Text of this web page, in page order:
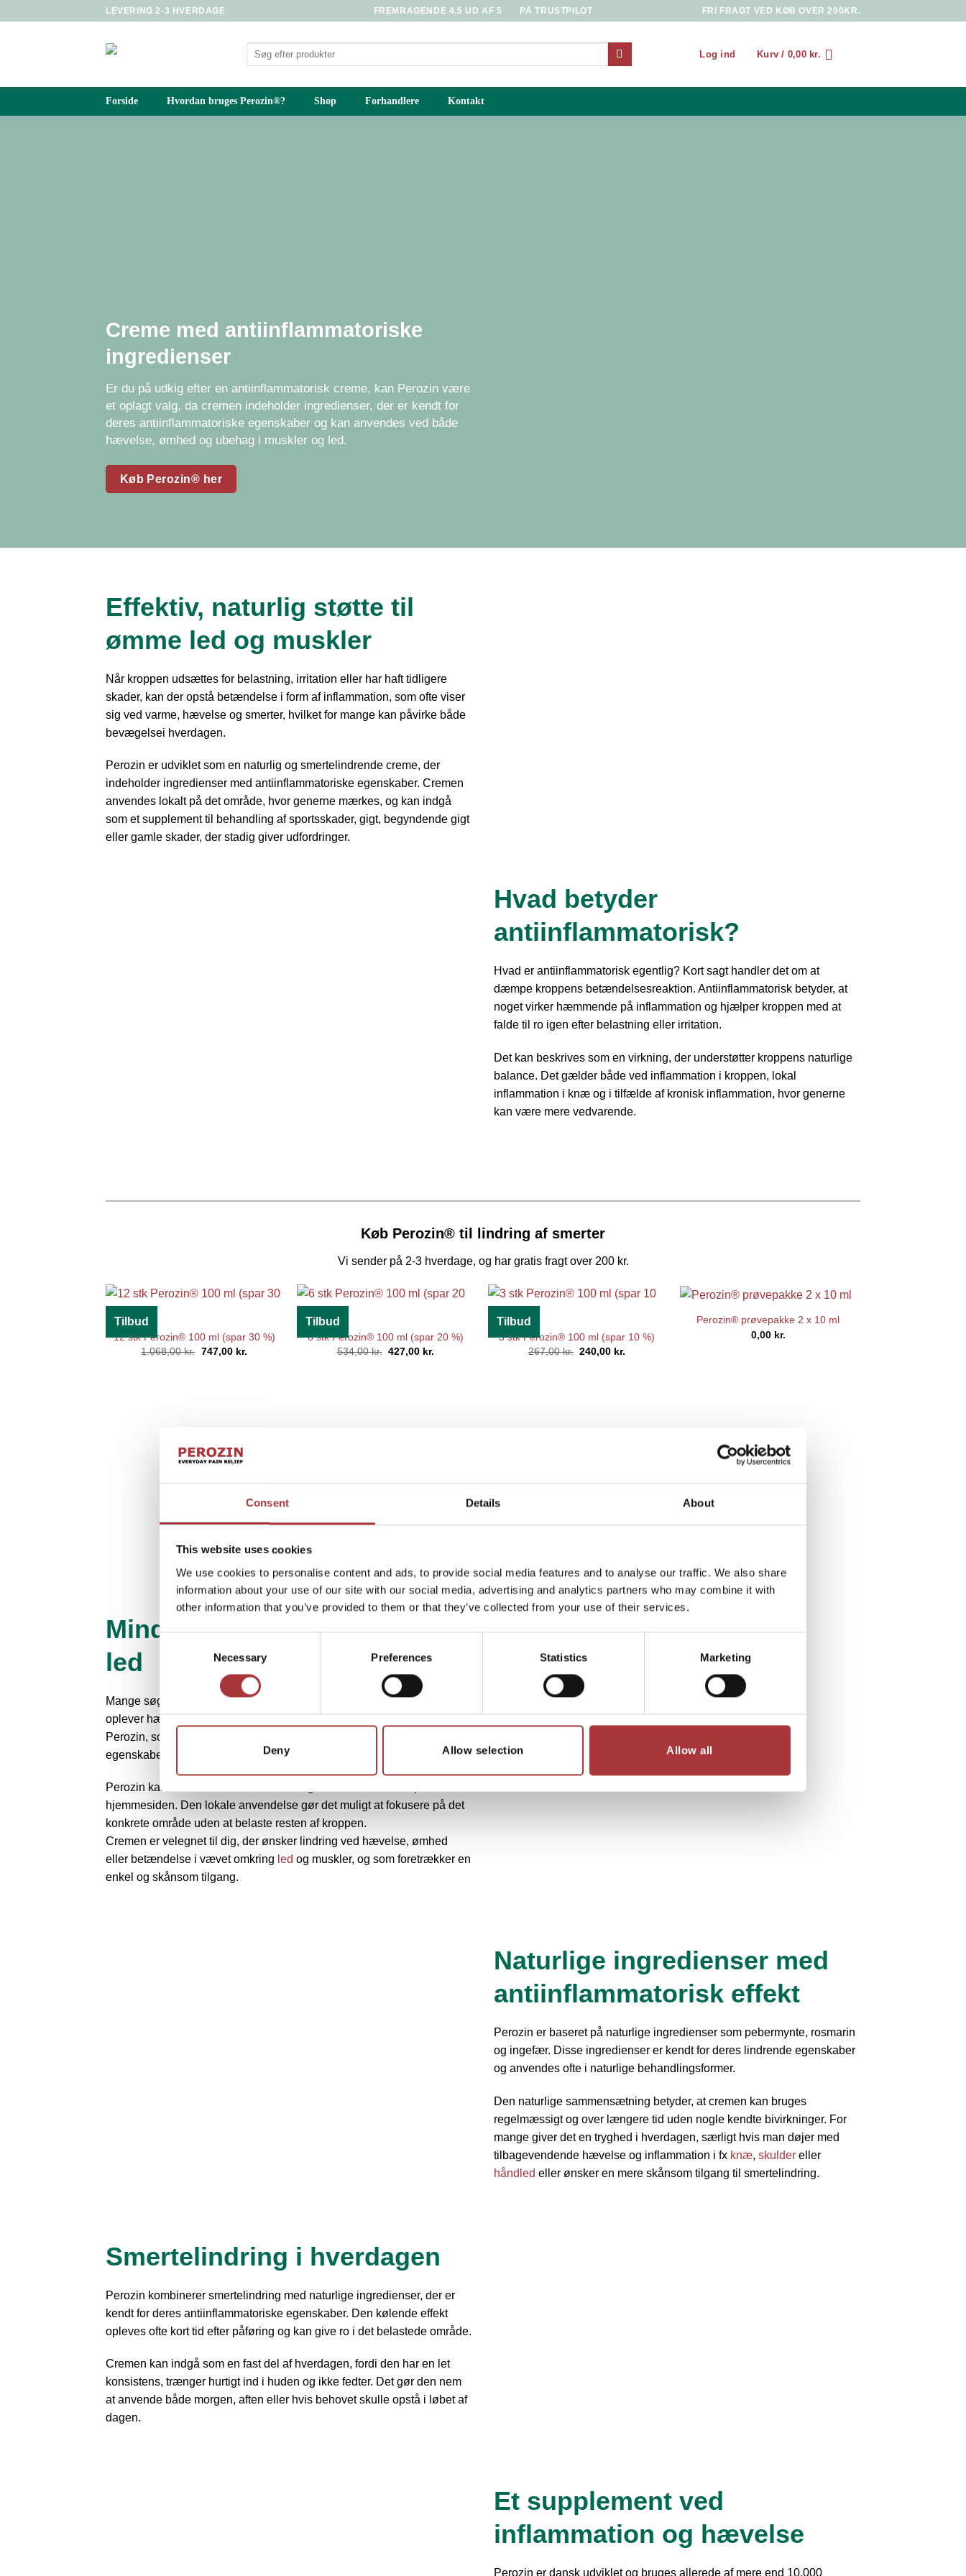
Consent Details About
This website uses cookies
We use cookies to personalise content and ads, to provide social media features and to analyse our traffic. We also share
information about your use of our site with our social media, advertising and analytics partners who may combine it with
other information that you’ve provided to them or that they’ve collected from your use of their services.
Consent
Necessary Preferences Statistics Marketing
Deny Allow selection Allow all
LEVERING 2-3 HVERDAGE FREMRAGENDE 4.5 UD AF 5 PÅ TRUSTPILOT FRI FRAGT VED KØB OVER 200KR.
Søg
efter:
Log ind Kurv / 0,00 kr.
Forside Hvordan bruges Perozin®? Shop Forhandlere Kontakt
Creme med antiinflammatoriske
ingredienser
Er du på udkig efter en antiinflammatorisk creme, kan Perozin være
et oplagt valg, da cremen indeholder ingredienser, der er kendt for
deres antiinflammatoriske egenskaber og kan anvendes ved både
hævelse, ømhed og ubehag i muskler og led.
Køb Perozin® her
Effektiv, naturlig støtte til
ømme led og muskler
Når kroppen udsættes for belastning, irritation eller har haft tidligere
skader, kan der opstå betændelse i form af inflammation, som ofte viser
sig ved varme, hævelse og smerter, hvilket for mange kan påvirke både
bevægelsei hverdagen.
Perozin er udviklet som en naturlig og smertelindrende creme, der
indeholder ingredienser med antiinflammatoriske egenskaber. Cremen
anvendes lokalt på det område, hvor generne mærkes, og kan indgå
som et supplement til behandling af sportsskader, gigt, begyndende gigt
eller gamle skader, der stadig giver udfordringer.
Hvad betyder
antiinflammatorisk?
Hvad er antiinflammatorisk egentlig? Kort sagt handler det om at
dæmpe kroppens betændelsesreaktion. Antiinflammatorisk betyder, at
noget virker hæmmende på inflammation og hjælper kroppen med at
falde til ro igen efter belastning eller irritation.
Det kan beskrives som en virkning, der understøtter kroppens naturlige
balance. Det gælder både ved inflammation i kroppen, lokal
inflammation i knæ og i tilfælde af kronisk inflammation, hvor generne
kan være mere vedvarende.
Køb Perozin® til lindring af smerter
Vi sender på 2-3 hverdage, og har gratis fragt over 200 kr.
Tilbud
12 stk Perozin® 100 ml (spar 30 %)
1.068,00kr. Den
747,00 kr.Den
Tilbud
6 stk Perozin® 100 ml (spar 20 %)
534,00kr. Den
427,00 kr.
Tilbud
3 stk Perozin® 100 ml (spar 10 %)
267,00kr. Den
240,00 kr.
Perozin® prøvepakke 2 x 10 ml
0,00 kr.
Mindsk inflammation i dine
led
Mange søger efter en antiinflammatoriske creme i håndkøb, når de
oplever hævelse, ømhed eller irritation i led og muskler. Vi anbefaler
Perozin, som indeholder naturlige ingredienser med antiinflammatoriske
egenskaber og kan anvendes direkte på huden, hvor behovet opstår.
Perozin kan købes i håndkøb hos udvalgte butikker eller her på
hjemmesiden. Den lokale anvendelse gør det muligt at fokusere på det
konkrete område uden at belaste resten af kroppen.
Cremen er velegnet til dig, der ønsker lindring ved hævelse, ømhed
eller betændelse i vævet omkring led og muskler, og som foretrækker en
enkel og skånsom tilgang.
Naturlige ingredienser med
antiinflammatorisk effekt
Perozin er baseret på naturlige ingredienser som pebermynte, rosmarin
og ingefær. Disse ingredienser er kendt for deres lindrende egenskaber
og anvendes ofte i naturlige behandlingsformer.
Den naturlige sammensætning betyder, at cremen kan bruges
regelmæssigt og over længere tid uden nogle kendte bivirkninger. For
mange giver det en tryghed i hverdagen, særligt hvis man døjer med
tilbagevendende hævelse og inflammation i fx knæ, skulder eller
håndled eller ønsker en mere skånsom tilgang til smertelindring.
Smertelindring i hverdagen
Perozin kombinerer smertelindring med naturlige ingredienser, der er
kendt for deres antiinflammatoriske egenskaber. Den kølende effekt
opleves ofte kort tid efter påføring og kan give ro i det belastede område.
Cremen kan indgå som en fast del af hverdagen, fordi den har en let
konsistens, trænger hurtigt ind i huden og ikke fedter. Det gør den nem
at anvende både morgen, aften eller hvis behovet skulle opstå i løbet af
dagen.
Et supplement ved
inflammation og hævelse
Perozin er dansk udviklet og bruges allerede af mere end 10.000